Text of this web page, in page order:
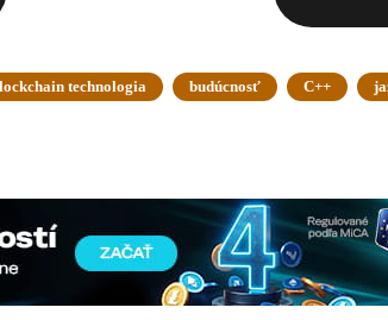
technologia budúcnosť C++